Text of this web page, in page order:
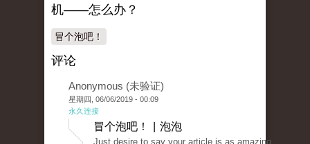
机——怎么办？
冒个泡吧！
评论
Anonymous (未验证)
星期四, 06/06/2019 - 00:09
永久连接
冒个泡吧！ | 泡泡
Just desire to say your article is as amazing.